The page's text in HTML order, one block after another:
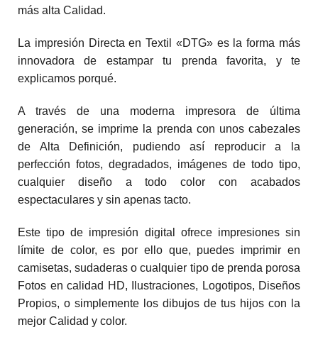
más alta Calidad.
La impresión Directa en Textil «DTG» es la forma más
innovadora de estampar tu prenda favorita, y te
explicamos porqué.
A través de una moderna impresora de última
generación, se imprime la prenda con unos cabezales
de Alta Definición, pudiendo así reproducir a la
perfección fotos, degradados, imágenes de todo tipo,
cualquier diseño a todo color con acabados
espectaculares y sin apenas tacto.
Este tipo de impresión digital ofrece impresiones sin
límite de color, es por ello que, puedes imprimir en
camisetas, sudaderas o cualquier tipo de prenda porosa
Fotos en calidad HD, Ilustraciones, Logotipos, Diseños
Propios, o simplemente los dibujos de tus hijos con la
mejor Calidad y color.